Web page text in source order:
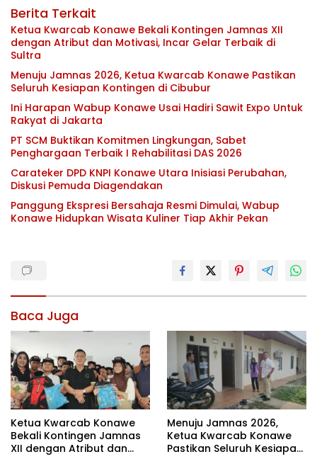
Berita Terkait
Ketua Kwarcab Konawe Bekali Kontingen Jamnas XII
dengan Atribut dan Motivasi, Incar Gelar Terbaik di
Sultra
Menuju Jamnas 2026, Ketua Kwarcab Konawe Pastikan
Seluruh Kesiapan Kontingen di Cibubur
Ini Harapan Wabup Konawe Usai Hadiri Sawit Expo Untuk
Rakyat di Jakarta
PT SCM Buktikan Komitmen Lingkungan, Sabet
Penghargaan Terbaik I Rehabilitasi DAS 2026
Carateker DPD KNPI Konawe Utara Inisiasi Perubahan,
Diskusi Pemuda Diagendakan
Panggung Ekspresi Bersahaja Resmi Dimulai, Wabup
Konawe Hidupkan Wisata Kuliner Tiap Akhir Pekan
Baca Juga
Ketua Kwarcab Konawe
Bekali Kontingen Jamnas
XII dengan Atribut dan
Menuju Jamnas 2026,
Ketua Kwarcab Konawe
Pastikan Seluruh Kesiapan